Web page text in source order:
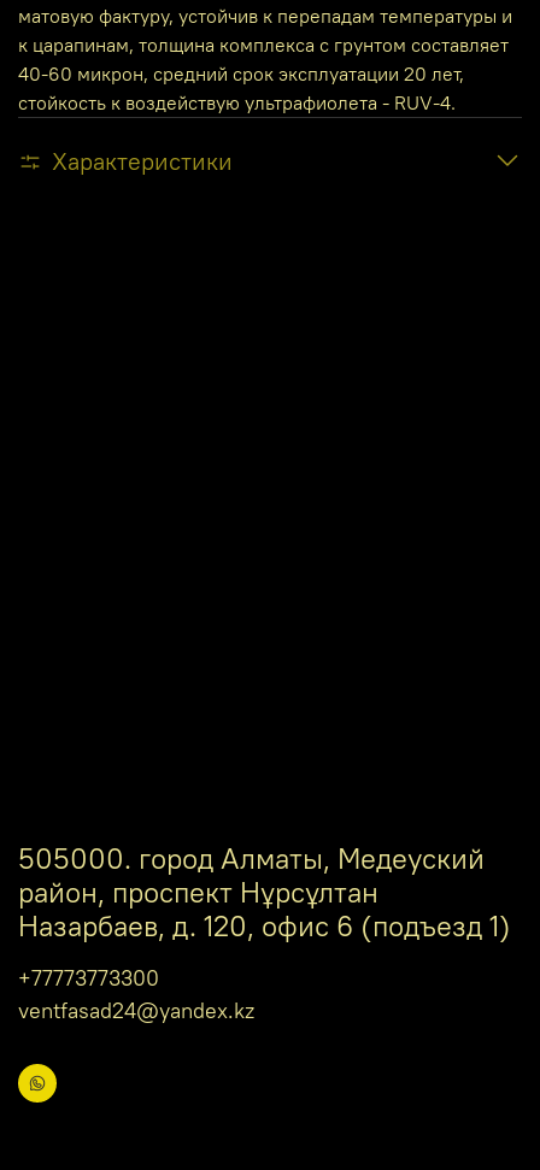
матовую фактуру, устойчив к перепадам температуры и
к царапинам, толщина комплекса с грунтом составляет
40-60 микрон, средний срок эксплуатации 20 лет,
стойкость к воздействую ультрафиолета - RUV-4.
Характеристики
505000. город Алматы, Медеуский
район, проспект Нұрсұлтан
Назарбаев, д. 120, офис 6 (подъезд 1)
+77773773300
ventfasad24@yandex.kz